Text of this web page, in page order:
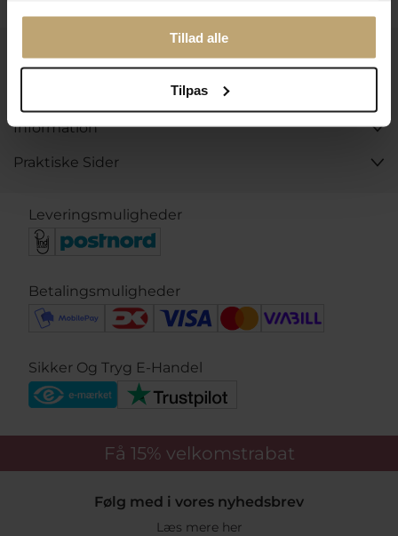
Tillad alle
Tilpas
Kontakt
Åbningstider I Butikken
Information
Praktiske Sider
Leveringsmuligheder
Betalingsmuligheder
Sikker Og Tryg E-Handel
Få 15% velkomstrabat
Følg med i vores nyhedsbrev
Læs mere her